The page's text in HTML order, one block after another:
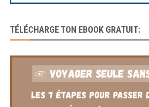
TÉLÉCHARGE TON EBOOK GRATUIT: